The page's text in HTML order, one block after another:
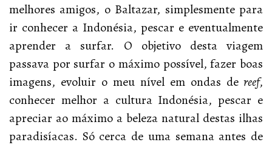
melhores amigos, o Baltazar, simplesmente para
ir conhecer a Indonésia, pescar e eventualmente
aprender a surfar. O objetivo desta viagem
passava por surfar o máximo possível, fazer boas
imagens, evoluir o meu nível em ondas de reef,
conhecer melhor a cultura Indonésia, pescar e
apreciar ao máximo a beleza natural destas ilhas
paradisíacas. Só cerca de uma semana antes de